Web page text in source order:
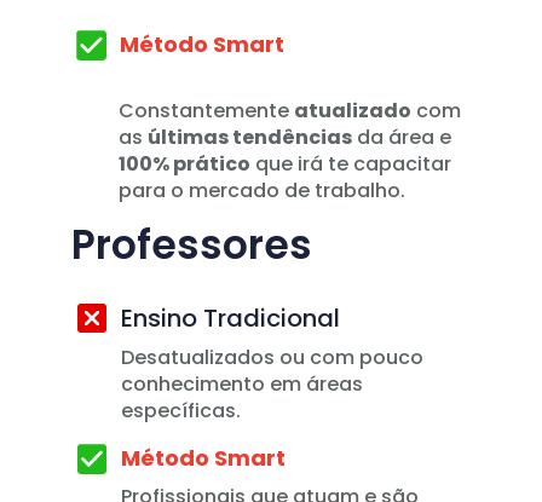
Método Smart
Ensino Tradicional
Método Smart
Constantemente atualizado com
as últimas tendências
da área e
100% prático que irá te capacitar
para o mercado de trabalho.
Desatualizados ou com pouco
conhecimento em áreas
específicas.
Professores